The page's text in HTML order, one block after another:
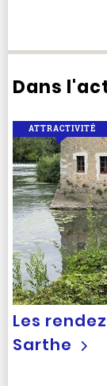
Dans
Les
Sarthe
ATTRACTIVITÉ